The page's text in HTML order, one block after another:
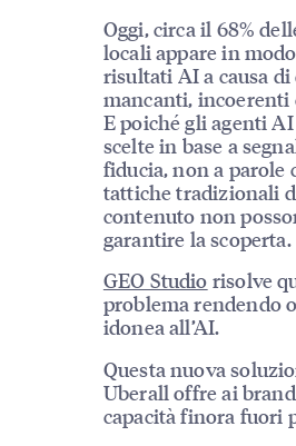
Oggi, circa il 68%
locali appare in
risultati AI a causa di
mancanti, incoerenti
E poiché gli agenti
scelte in base a
fiducia, non a parole
tattiche tradizionali
contenuto non
garantire la scoperta.
GEO Studio risolve
problema rendendo
idonea all’AI.
Questa nuova
Uberall offre ai
capacità finora fuori